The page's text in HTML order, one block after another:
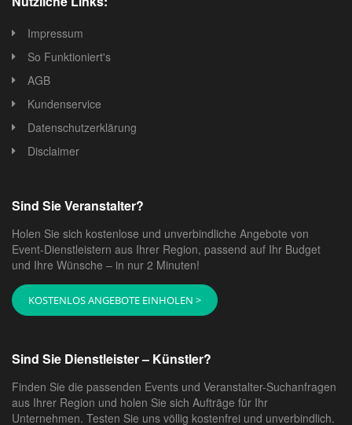
Impressum
So Funktioniert's
AGB
Kundenservice
Datenschutzerklärung
Disclaimer
Sind Sie Veranstalter?
Holen Sie sich kostenlose und unverbindliche Angebote von
Event-Dienstleistern aus Ihrer Region, passend auf Ihr Budget
und Ihre Wünsche – in nur 2 Minuten!
KOSTENLOS ANGEBOTE EINHOLEN >
Sind Sie Dienstleister – Künstler?
Finden Sie die passenden Events und Veranstalter-Suchanfragen
aus Ihrer Region und holen Sie sich Aufträge für Ihr
Unternehmen. Testen Sie uns völlig kostenfrei und unverbindlich.